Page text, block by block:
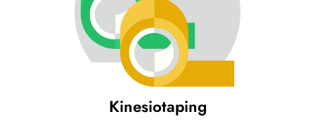
Kinesiotaping